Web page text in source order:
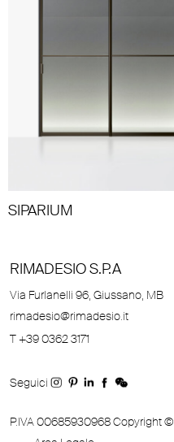
SIPARIUM
RIMADESIO S.P.A
Via Furlanelli 96, Giussano, MB
rimadesio@rimadesio.it
T +39 0362 3171
Seguici
P.IVA 00685930968 Copyright